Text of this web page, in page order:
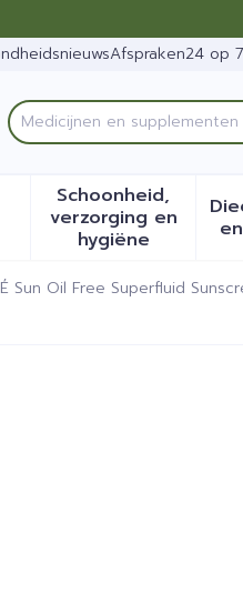
Afspraken24 op
Product, merk,
Medicijnen en supplementen
Schoonheid,
verzorging en
hygiëne
Toon
Sun Oil Free Superfluid
Sun Oil